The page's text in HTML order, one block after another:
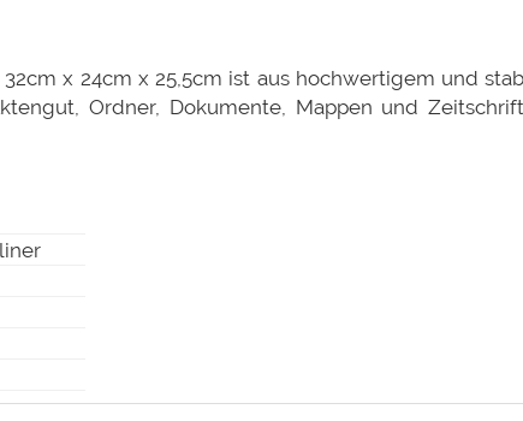
x 24cm x 25,5cm ist aus hochwertigem und
Ordner, Dokumente, Mappen und